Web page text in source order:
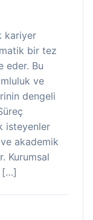
kariyer
bir tez
eder. Bu
ve
dengeli
isteyenler
akademik
Kurumsal
[…]